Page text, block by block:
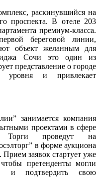
раскинувшийся на
проспекта. В отеле 203
премиум-класса.
береговой линии,
объект желанным для
Сочи это один из
представление о городе
уровня и привлекает
занимается компания
проектами в сфере
Торги проведут на
в форме аукциона
заявок стартует уже
претенденты могли
и подтвердить свою